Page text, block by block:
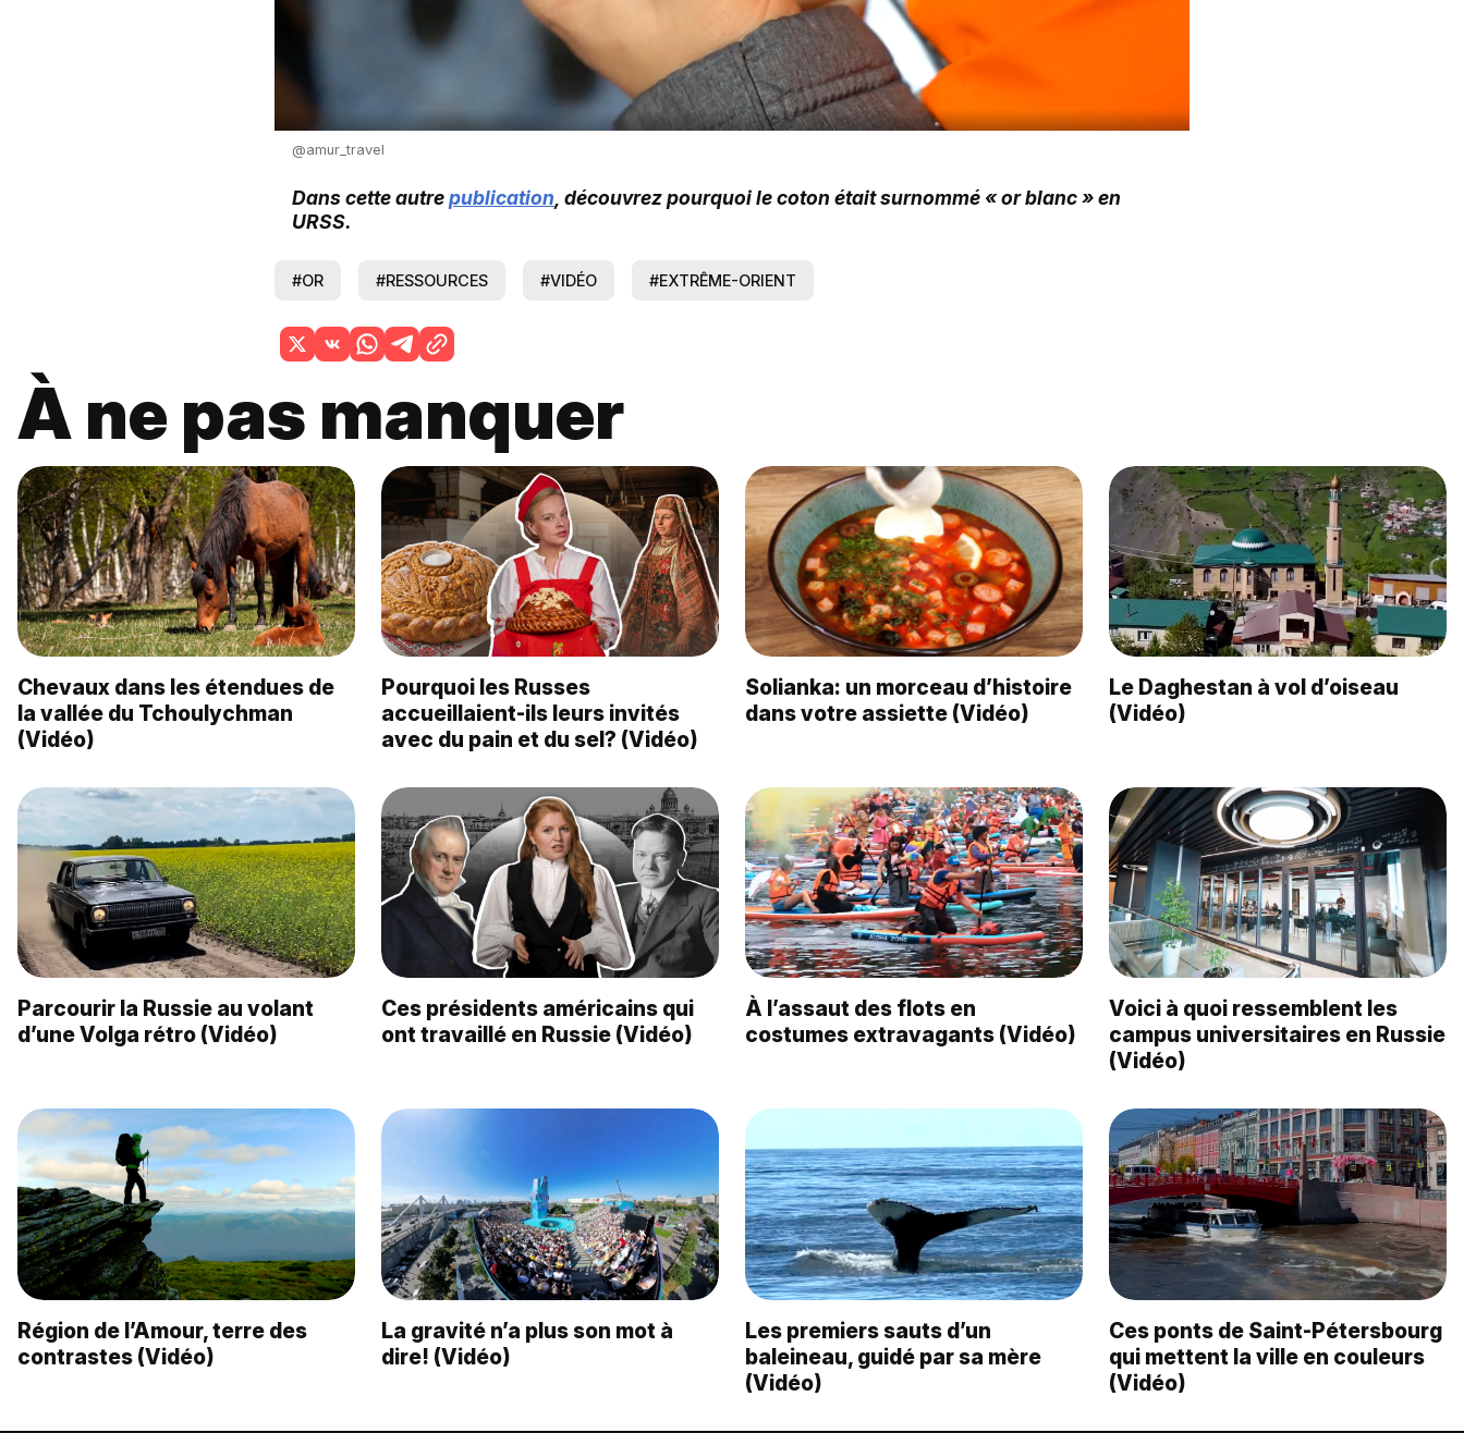
@amur_travel
Dans cette autrepublication , découvrez pourquoi le coton était surnommé « or blanc » en
URSS.
#OR #RESSOURCES #VIDÉO #EXTRÊME-ORIENT
À ne pas manquer
Chevaux dans les étendues de
la vallée du Tchoulychman
(Vidéo)
Pourquoi les Russes
accueillaient-ils leurs invités
avec du pain et du sel? (Vidéo)
Solianka: un morceau d’histoire
dans votre assiette (Vidéo)
Le Daghestan à vol d’oiseau
(Vidéo)
Parcourir la Russie au volant
d’une Volga rétro (Vidéo)
Ces présidents américains qui
ont travaillé en Russie (Vidéo)
À l’assaut des flots en
costumes extravagants (Vidéo)
Voici à quoi ressemblent les
campus universitaires en Russie
(Vidéo)
Région de l’Amour, terre des
contrastes (Vidéo)
La gravité n’a plus son mot à
dire! (Vidéo)
Les premiers sauts d’un
baleineau, guidé par sa mère
(Vidéo)
Ces ponts de Saint-Pétersbourg
qui mettent la ville en couleurs
(Vidéo)